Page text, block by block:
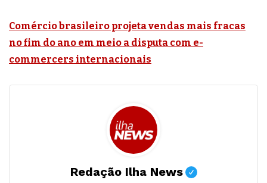
Comércio brasileiro projeta vendas mais fracas
no fim do ano em meio a disputa com e-
commercers internacionais
Redação Ilha News